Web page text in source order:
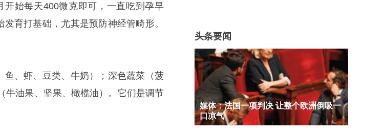
开始每天400微克即可，一直吃到孕早
育打基础，尤其是预防神经管畸形。
鱼、虾、豆类、牛奶）；深色蔬菜（菠
牛油果、坚果、橄榄油）。它们是调节
头条要闻
媒体：法国一项判决 让整个欧洲倒吸一
口凉气